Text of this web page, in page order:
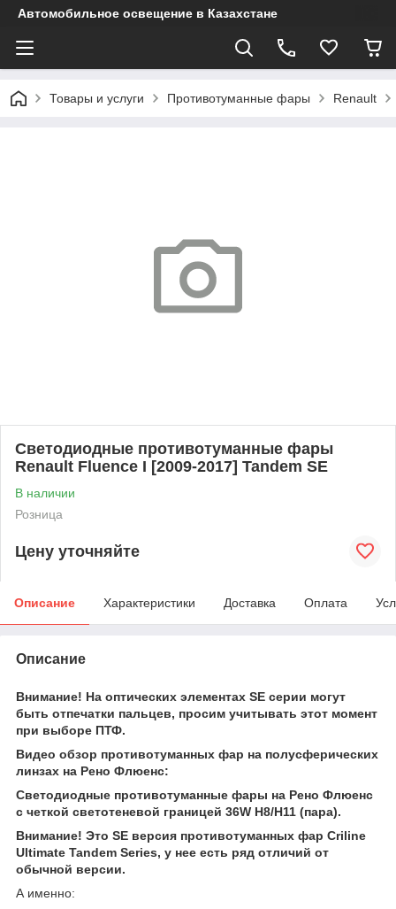
Автомобильное освещение в Казахстане
Товары и услуги Противотуманные фары Renault
Светодиодные противотуманные фары
Renault Fluence I [2009-2017] Tandem SE
В наличии
Розница
Цену уточняйте
Описание Характеристики Доставка Оплата
Описание
Внимание! На оптических элементах SE серии могут
быть отпечатки пальцев, просим учитывать этот момент
при выборе ПТФ.
Видео обзор противотуманных фар на полусферических
линзах на Рено Флюенс:
Светодиодные противотуманные фары на Рено Флюенс
с четкой светотеневой границей 36W H8/H11 (пара).
Внимание! Это SE версия противотуманных фар Criline
Ultimate Tandem Series, у нее есть ряд отличий от
обычной версии.
А именно: